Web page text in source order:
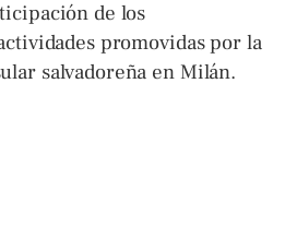
de los
promovidas por la
salvadoreña en Milán.